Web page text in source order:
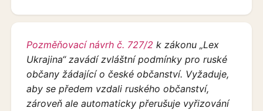
Pozměňovací návrh č. 727/2 k zákonu „Lex
Ukrajina“ zavádí zvláštní podmínky pro ruské
občany žádající o české občanství. Vyžaduje,
aby se předem vzdali ruského občanství,
zároveň ale automaticky přerušuje vyřizování